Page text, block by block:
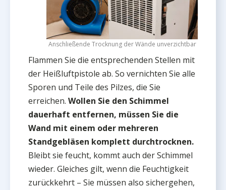
Anschließende Trocknung der Wände unverzichtbar
Flammen Sie die entsprechenden Stellen mit
der Heißluftpistole ab. So vernichten Sie alle
Sporen und Teile des Pilzes, die Sie
erreichen. Wollen Sie den Schimmel
dauerhaft entfernen, müssen Sie die
Wand mit einem oder mehreren
Standgebläsen komplett durchtrocknen.
Bleibt sie feucht, kommt auch der Schimmel
wieder. Gleiches gilt, wenn die Feuchtigkeit
zurückkehrt – Sie müssen also sichergehen,